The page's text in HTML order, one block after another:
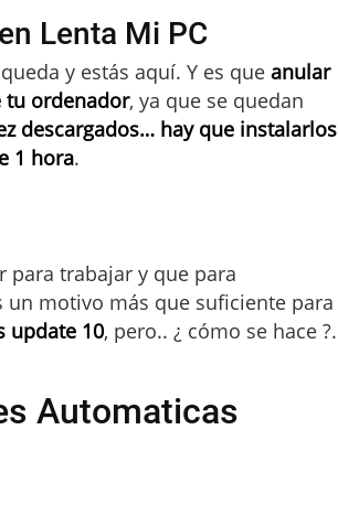
Lenta Mi PC
y estás aquí. Y es que anular
tu ordenador, ya que se quedan
descargados… hay que instalarlos
1 hora.
para trabajar y que para
un motivo más que suficiente para
update 10, pero.. ¿ cómo se hace ?.
Automaticas